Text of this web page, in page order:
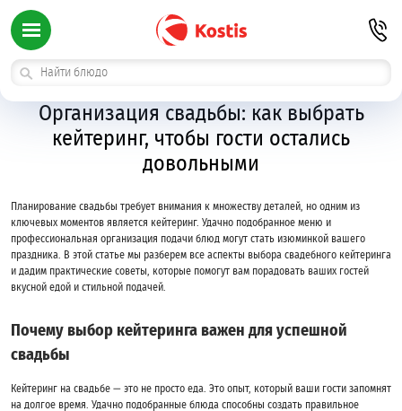
Организация свадьбы: как выбрать
кейтеринг, чтобы гости остались
довольными
Планирование свадьбы требует внимания к множеству деталей, но одним из
ключевых моментов является кейтеринг. Удачно подобранное меню и
профессиональная организация подачи блюд могут стать изюминкой вашего
праздника. В этой статье мы разберем все аспекты выбора свадебного кейтеринга
и дадим практические советы, которые помогут вам порадовать ваших гостей
вкусной едой и стильной подачей.
Почему выбор кейтеринга важен для успешной
свадьбы
Кейтеринг на свадьбе — это не просто еда. Это опыт, который ваши гости запомнят
на долгое время. Удачно подобранные блюда способны создать правильное